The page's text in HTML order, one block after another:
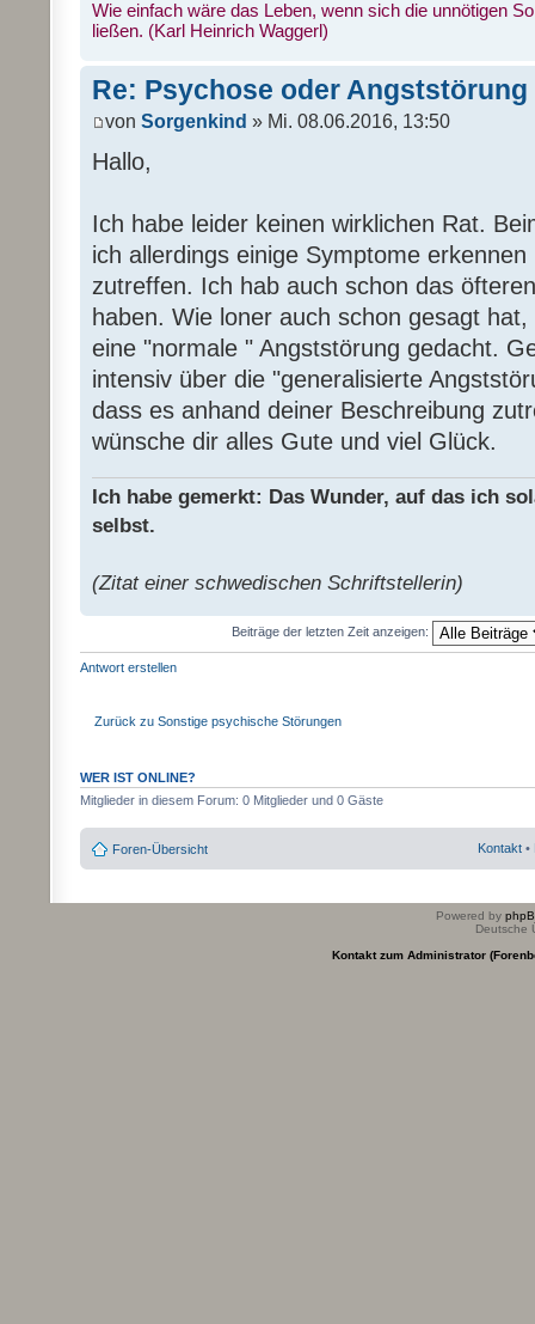
Wie einfach wäre das Leben, wenn sich die unnötigen
ließen. (Karl Heinrich Waggerl)
Re: Psychose oder Angststörung
von Sorgenkind » Mi. 08.06.2016, 13:50
Hallo,
Ich habe leider keinen wirklichen Rat.
ich allerdings einige Symptome
zutreffen. Ich hab auch schon das
haben. Wie loner auch schon gesagt
eine "normale " Angststörung gedacht.
intensiv über die "generalisierte
dass es anhand deiner Beschreibung
wünsche dir alles Gute und viel Glück.
Ich habe gemerkt: Das Wunder, auf das ich
selbst.
(Zitat einer schwedischen Schriftstellerin)
Beiträge der letzten Zeit anzeigen:
Antwort erstellen
Zurück zu Sonstige psychische Störungen
WER IST ONLINE?
Mitglieder in diesem Forum: 0 Mitglieder und 0 Gäste
Foren-Übersicht Kontakt •
Powered by
Deutsche
Kontakt zum Administrator